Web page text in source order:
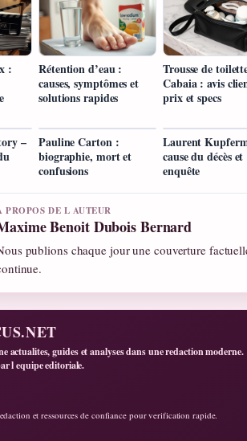
:
Rétention d’eau :
causes, symptômes et
solutions rapides
Trousse de
Cabaia : avis
prix et specs
–
Pauline Carton :
biographie, mort et
confusions
Laurent
cause du décès et
enquête
PROPOS DE L AUTEUR
Benoit Dubois Bernard
publions chaque jour une couverture
actualites, guides et analyses dans une redaction moderne.
l equipe editoriale.
et ressources de confiance pour verification rapide.